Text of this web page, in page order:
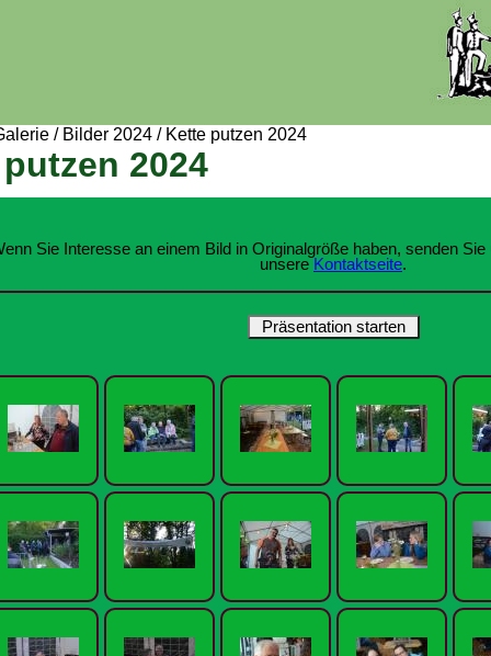
/ Bilder 2024 / Kette putzen 2024
2024
Sie Interesse an einem Bild in Originalgröße haben, senden
unsere Kontaktseite.
Präsentation starten